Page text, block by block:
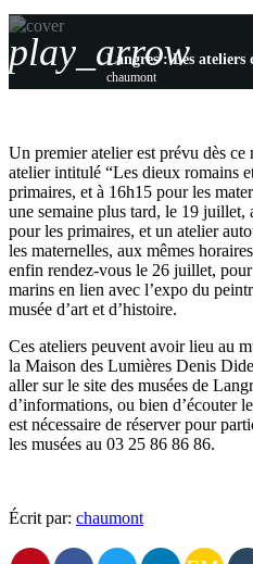
play_arrow
Langres : Les ateliers
chaumont
Un premier atelier est prévu dès
atelier intitulé “Les dieux romains
primaires, et à 16h15 pour les
une semaine plus tard, le 19 juillet,
pour les primaires, et un atelier
les maternelles, aux mêmes
enfin rendez-vous le 26 juillet,
marins en lien avec l’expo du
musée d’art et d’histoire.
Ces ateliers peuvent avoir lieu au
la Maison des Lumières Denis
aller sur le site des musées de
d’informations, ou bien d’écouter
est nécessaire de réserver pour
les musées au 03 25 86 86 86.
Écrit par: chaumont